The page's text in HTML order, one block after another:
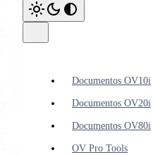
Documentos OV10i
Documentos OV20i
Documentos OV80i
OV Pro Tools